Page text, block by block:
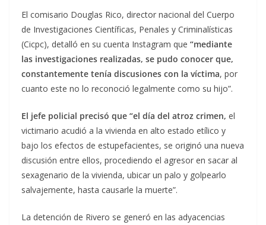
El comisario Douglas Rico, director nacional del Cuerpo
de Investigaciones Científicas, Penales y Criminalísticas
(Cicpc), detalló en su cuenta Instagram que “mediante
las investigaciones realizadas, se pudo conocer que,
constantemente tenía discusiones con la víctima, por
cuanto este no lo reconoció legalmente como su hijo”.
El jefe policial precisó que “el día del atroz crimen, el
victimario acudió a la vivienda en alto estado etílico y
bajo los efectos de estupefacientes, se originó una nueva
discusión entre ellos, procediendo el agresor en sacar al
sexagenario de la vivienda, ubicar un palo y golpearlo
salvajemente, hasta causarle la muerte”.
La detención de Rivero se generó en las adyacencias